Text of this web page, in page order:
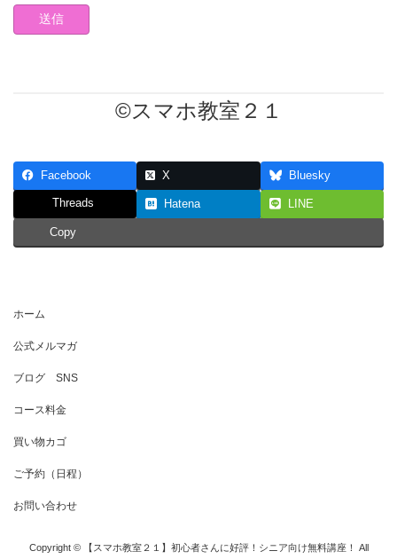
©スマホ教室２１
Facebook X Bluesky
Threads Hatena LINE
Copy
ホーム
公式メルマガ
ブログ SNS
コース料金
買い物カゴ
ご予約（日程）
お問い合わせ
Copyright © 【スマホ教室２１】初心者さんに好評！シニア向け無料講座！ All